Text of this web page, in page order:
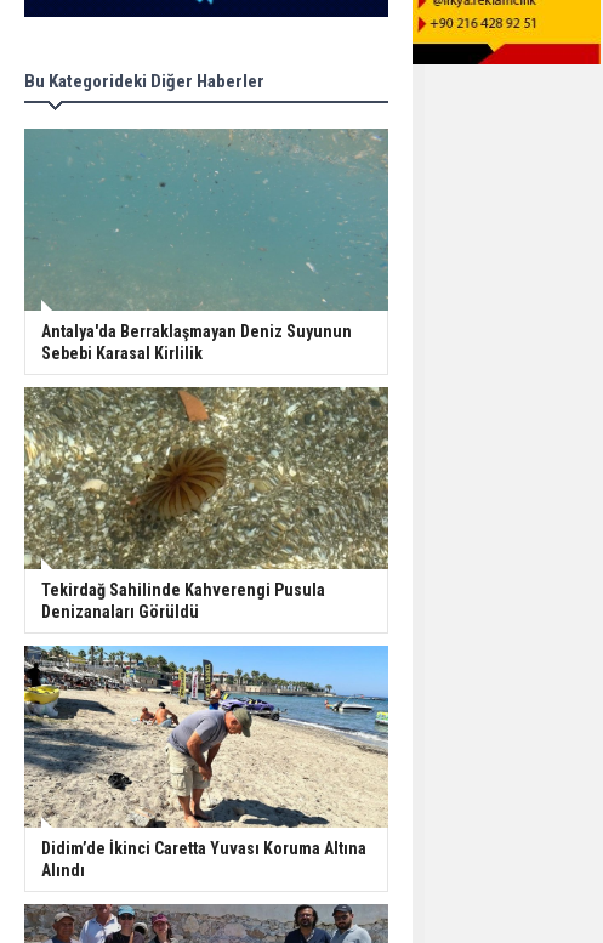
Bu Kategorideki Diğer Haberler
Antalya'da Berraklaşmayan Deniz Suyunun
Sebebi Karasal Kirlilik
Tekirdağ Sahilinde Kahverengi Pusula
Denizanaları Görüldü
Didim’de İkinci Caretta Yuvası Koruma Altına
Alındı